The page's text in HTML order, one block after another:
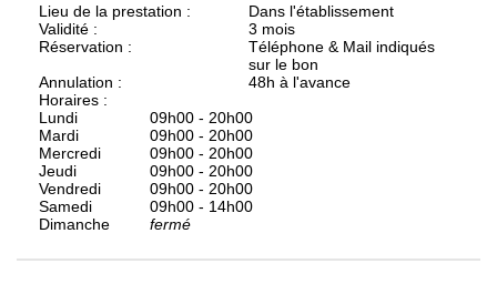
Lieu de la prestation :
Dans l'établissement
Validité :
3 mois
Réservation :
Téléphone & Mail indiqués
sur le bon
Annulation :
48h à l'avance
Horaires :
Lundi
09h00 - 20h00
Mardi
09h00 - 20h00
Mercredi
09h00 - 20h00
Jeudi
09h00 - 20h00
Vendredi
09h00 - 20h00
Samedi
09h00 - 14h00
Dimanche
fermé